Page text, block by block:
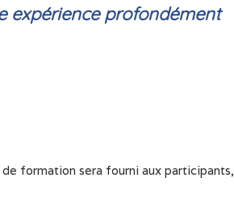
expérience profondément
formation sera fourni aux participants,